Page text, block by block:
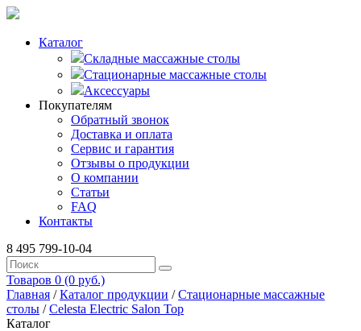
Каталог
Складные массажные столы
Стационарные массажные столы
Аксессуары
Покупателям
Обратный звонок
Доставка и оплата
Сервис и гарантия
Отзывы о продукции
О компании
Статьи
FAQ
Контакты
8 495 799-10-04
Товаров 0 (0 руб.)
Главная /Каталог продукции /Стационарные массажные
столы /Celesta Electric Salon Top
Каталог